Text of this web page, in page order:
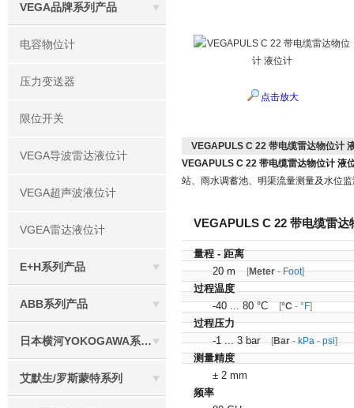
VEGA品牌系列产品
电容物位计
压力变送器
限位开关
VEGA导波雷达液位计
VEGA超声波液位计
VGEA雷达液位计
E+H系列产品
ABB系列产品
日本横河YOKOGAWA系列产品
艾默生/罗斯蒙特系列
点击放大
VEGAPULS C 22 带电缆雷达物位计
VEGAPULS C 22 带电缆雷达物位计 液
站、雨水调蓄池、明渠流量测量及水位
VEGAPULS C 22 带电缆雷达
量程 - 距离
20 m
[Meter-Foot]
过程温度
-40 ... 80 °C
[°C - °F]
过程压力
-1 ... 3 bar
[Bar-kPa-psi]
测量精度
± 2 mm
频率